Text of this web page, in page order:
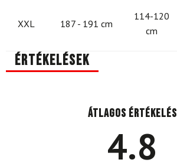
XXL 187 - 191 cm
114-120
cm
Értékelések
Átlagos értékelés
4.8